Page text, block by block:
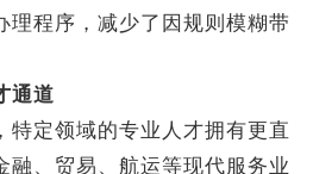
理程序，减少了因规则模糊带
通道
定领域的专业人才拥有更直
融、贸易、航运等现代服务业